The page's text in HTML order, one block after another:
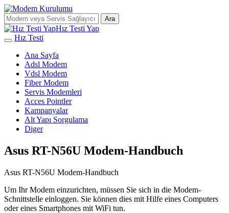
Ara
Hız Testi Yap
Hız Testi
Ana Sayfa
Adsl Modem
Vdsl Modem
Fiber Modem
Servis Modemleri
Acces Pointler
Kampanyalar
Alt Yapı Sorgulama
Diger
Asus RT-N56U Modem-Handbuch
Asus RT-N56U Modem-Handbuch
Um Ihr Modem einzurichten, müssen Sie sich in die Modem-
Schnittstelle einloggen. Sie können dies mit Hilfe eines Computers
oder eines Smartphones mit WiFi tun.